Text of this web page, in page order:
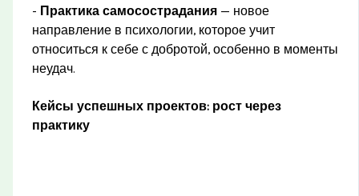
- Практика самосострадания — новое
направление в психологии, которое учит
относиться к себе с добротой, особенно в моменты
неудач.
Кейсы успешных проектов: рост через
практику